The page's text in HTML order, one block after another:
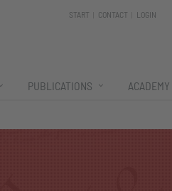
START CONTACT LOGIN
PUBLICATIONS ACADEMY